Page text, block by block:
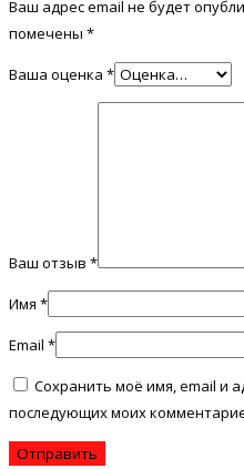
Ваш адрес email не будет
помечены *
Ваша оценка *
Ваш отзыв *
Имя *
Email *
Сохранить моё имя, email и
последующих моих